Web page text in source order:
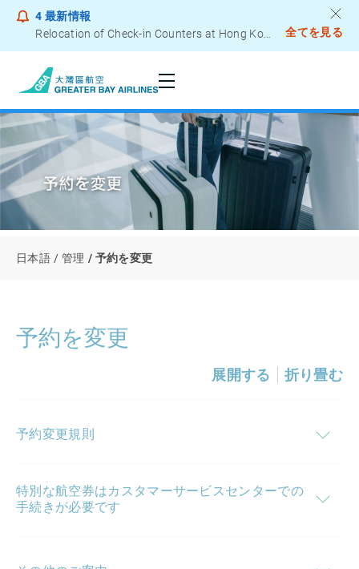
4 最新情報
Relocation of Check-in Counters at Hong Kong International Airport – Terminal 2
全てを見る
日本語 管理 予約を変更
予約を変更
展開する 折り畳む
予約変更規則
特別な航空券はカスタマーサービスセンターでの
手続きが必要です